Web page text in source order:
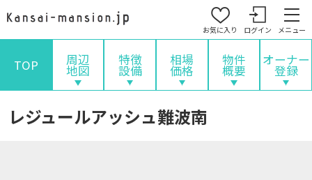
お気に入り ログイン メニュー
TOP 周辺
地図
特徴
設備
相場
価格
物件
概要
オーナー
登録
レジュールアッシュ難波南